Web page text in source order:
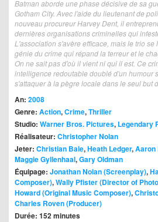
Batman aborde une phase décisive de sa
Gotham City. Avec l'aide du lieutenant de
nouveau procureur Harvey Dent, il
dernières organisations criminelles qui
L'association s'avère efficace, mais le trio
génie du crime qui répand la terreur et le
On ne sait pas d'où il vient ni qui il est. Ce
intelligence redoutable doublé d'un humour
s'attaquer à la pègre locale dans le seul but
An: 2008
Genre: Action,Crime,Thriller
Studio: Warner Bros. Pictures, Legendary
Réalisateur: Christopher Nolan
Jeter: Christian Bale,Heath Ledger,Aaron
Maggie Gyllenhaal,Gary Oldman
Équipage: Jonathan Nolan (Screenplay),
Composer),Wally Pfister (Director of
Howard (Original Music Composer),
Charles Roven (Producer)
Durée: 152 minutes